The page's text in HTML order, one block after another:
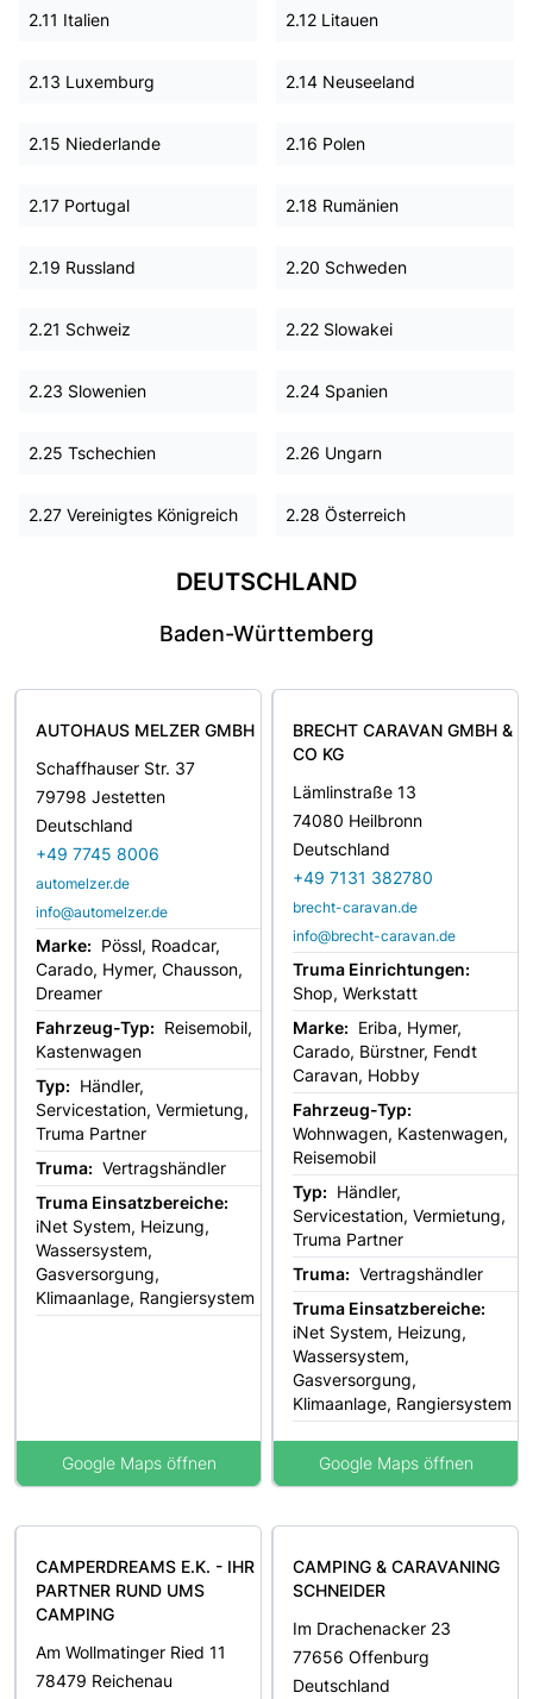
2.11 Italien 2.12 Litauen
2.13 Luxemburg 2.14 Neuseeland
2.15 Niederlande 2.16 Polen
2.17 Portugal 2.18 Rumänien
2.19 Russland 2.20 Schweden
2.21 Schweiz 2.22 Slowakei
2.23 Slowenien 2.24 Spanien
2.25 Tschechien 2.26 Ungarn
2.27 Vereinigtes Königreich 2.28 Österreich
DEUTSCHLAND
Baden-Württemberg
AUTOHAUS MELZER GMBH
Schaffhauser Str. 37
79798 Jestetten
Deutschland
+49 7745 8006
automelzer.de
info@automelzer.de
Marke: Pössl, Roadcar,
Carado, Hymer, Chausson,
Dreamer
Fahrzeug-Typ: Reisemobil,
Kastenwagen
Typ: Händler,
Servicestation, Vermietung,
Truma Partner
Truma: Vertragshändler
Truma Einsatzbereiche:
iNet System, Heizung,
Wassersystem,
Gasversorgung,
Klimaanlage, Rangiersystem
Google Maps öffnen
BRECHT CARAVAN GMBH &
CO KG
Lämlinstraße 13
74080 Heilbronn
Deutschland
+49 7131 382780
brecht-caravan.de
info@brecht-caravan.de
Truma Einrichtungen:
Shop, Werkstatt
Marke: Eriba, Hymer,
Carado, Bürstner, Fendt
Caravan, Hobby
Fahrzeug-Typ:
Wohnwagen, Kastenwagen,
Reisemobil
Typ: Händler,
Servicestation, Vermietung,
Truma Partner
Truma: Vertragshändler
Truma Einsatzbereiche:
iNet System, Heizung,
Wassersystem,
Gasversorgung,
Klimaanlage, Rangiersystem
Google Maps öffnen
CAMPERDREAMS E.K. - IHR
PARTNER RUND UMS
CAMPING
Am Wollmatinger Ried 11
78479 Reichenau
CAMPING & CARAVANING
SCHNEIDER
Im Drachenacker 23
77656 Offenburg
Deutschland